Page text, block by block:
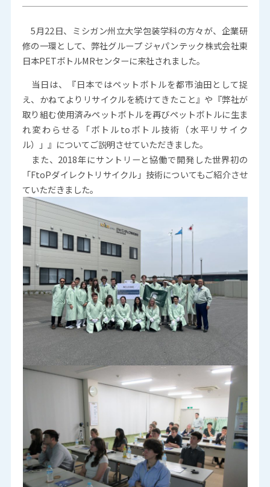
5月22日、ミシガン州立大学包装学科の方々が、企業研
修の一環として、弊社グループ ジャパンテック株式会社東
日本PETボトルMRセンターに来社されました。
当日は、『日本ではペットボトルを都市油田として捉
え、かねてよりリサイクルを続けてきたこと』や『弊社が
取り組む使用済みペットボトルを再びペットボトルに生ま
れ変わらせる「ボトルtoボトル技術（水平リサイク
ル）」』についてご説明させていただきました。
また、2018年にサントリーと協働で開発した世界初の
「FtoPダイレクトリサイクル」技術についてもご紹介させ
ていただきました。